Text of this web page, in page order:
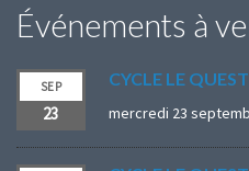
Événements à
SEP
23
CYCLE LE
mercredi 23